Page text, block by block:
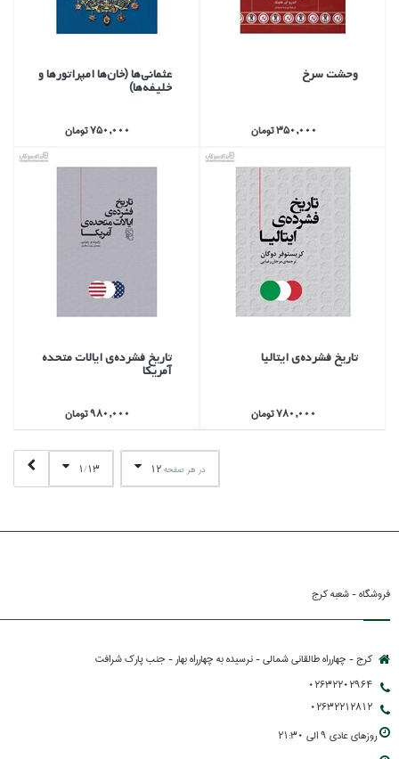
وحشت سرخ
350,000 تومان
عثماني‌ها (خان‌ها امپراتورها و
خليفه‌ها)
750,000 تومان
تاريخ فشرده‌ي ايتاليا
780,000 تومان
تاريخ فشرده‌ي ايالات متحده
آمريكا
980,000 تومان
در هر صفحه12
1/13
فروشگاه - شعبه کرج
کرج - چهارراه طالقانی شمالی - نرسیده به چهارراه بهار - جنب پارك شرافت
02632202964
02632212812
روزهاي عادي 9 الي 21:30